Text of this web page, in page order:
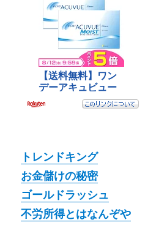
トレンドキング
お金儲けの秘密
ゴールドラッシュ
不労所得とはなんぞや